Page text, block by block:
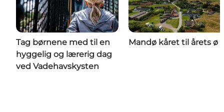
Tag børnene med til en
hyggelig og lærerig dag
ved Vadehavskysten
Mandø kåret til årets ø